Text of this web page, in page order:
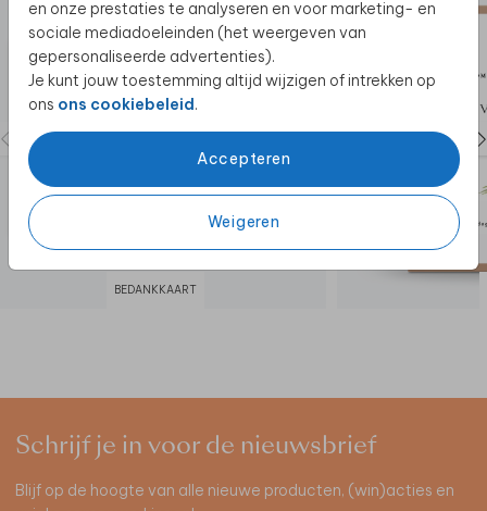
en onze prestaties te analyseren en voor marketing- en
sociale mediadoeleinden (het weergeven van
gepersonaliseerde advertenties).
Je kunt jouw toestemming altijd wijzigen of intrekken op
ons ons cookiebeleid.
Accepteren
Weigeren
BEDANKKAART
Schrijf je in voor de nieuwsbrief
Blijf op de hoogte van alle nieuwe producten, (win)acties en